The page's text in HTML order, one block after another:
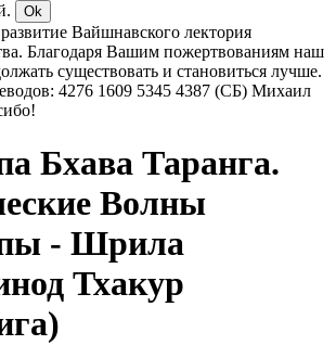
Ok
Вайшнавского лектория
Благодаря Вашим пожертвованиям наш
существовать и становиться лучше.
4276 1609 5345 4387 (СБ) Михаил
Бхава Таранга.
Волны
- Шрила
Тхакур